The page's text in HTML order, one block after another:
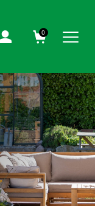
0